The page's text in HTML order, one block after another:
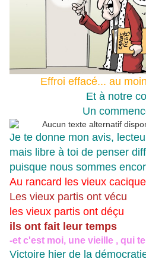
Effroi effacé... au
Et à notre
Un
Je te donne mon avis,
mais libre à toi de penser
puisque nous sommes
Au rancard les vieux
Les vieux partis ont vécu
les vieux partis ont déçu
ils ont fait leur temps
-et c'est moi, une vieille , qui
Victoire hier de la